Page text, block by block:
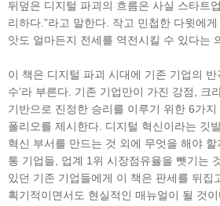
뒤덮은 디지털 파괴의 흐름은 사실 스타트
리하다.”라고 말한다. 작고 민첩한 다윗에
앗도 얼마든지 전세를 역전시킬 수 있다는
이 책은 디지털 파괴 시대에 기존 기업의 반
수’라 부른다. 기존 기업만이 가진 강점, 크
기반으로 진정한 승리를 이루기 위한 6가
폴리오를 제시한다. 디지털 혁신이라는 깃
혁신 부서를 만드는 것 외에 무엇을 해야
통 기업들, 업계 1위 시장점유율을 뺏기는
있던 기존 기업들에게 이 책은 판세를 뒤집
획기적이면서도 현실적인 매뉴얼이 될 것이